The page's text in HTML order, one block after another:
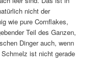
nicht der
wie pure Cornflakes,
Teil des Ganzen,
Dinger auch, wenn
ist nicht gerade